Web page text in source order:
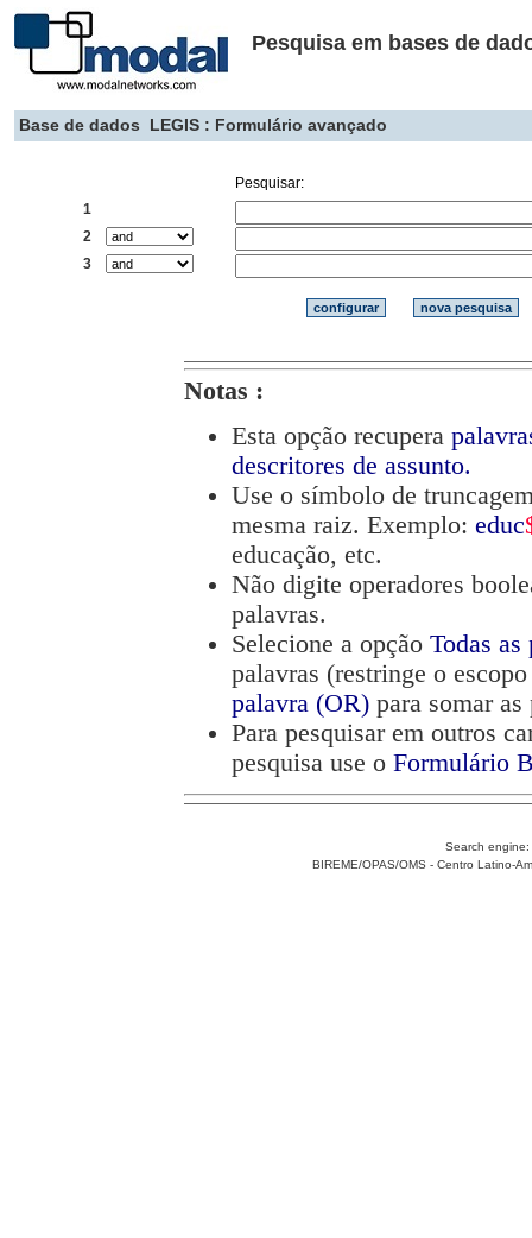
Pesquisa em bases de
Base de dados LEGIS : Formulário avançado
Pesquisar:
1
2
3
Notas :
Esta opção recupera
descritores de assunto.
Use o símbolo de
mesma raiz. Exemplo:educ
educação, etc.
Não digite operadores
palavras.
Selecione a opçãoTodas
palavras (restringe o
palavra (OR) para somar
Para pesquisar em outros
pesquisa use oFormulário
Search engine:
BIREME/OPAS/OMS - Centro Latino-